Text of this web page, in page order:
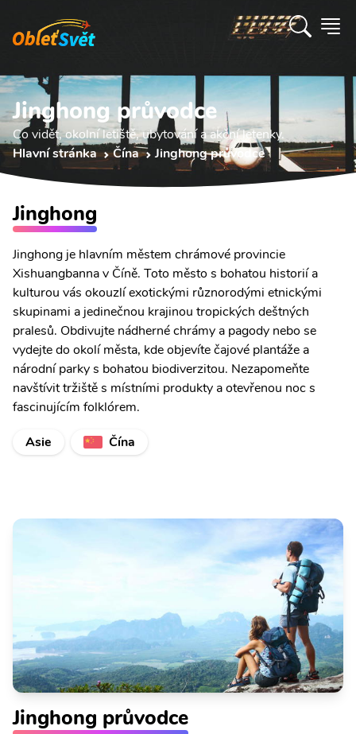
Jinghong průvodce
Co vidět, okolní letiště, ubytování a akční letenky.
Hlavní stránka
Čína Jinghong průvodce
Jinghong
Jinghong je hlavním městem chrámové provincie
Xishuangbanna v Číně. Toto město s bohatou historií a
kulturou vás okouzlí exotickými různorodými etnickými
skupinami a jedinečnou krajinou tropických deštných
pralesů. Obdivujte nádherné chrámy a pagody nebo se
vydejte do okolí města, kde objevíte čajové plantáže a
národní parky s bohatou biodiverzitou. Nezapomeňte
navštívit tržiště s místními produkty a otevřenou noc s
fascinujícím folklórem.
Asie
Čína
Jinghong průvodce